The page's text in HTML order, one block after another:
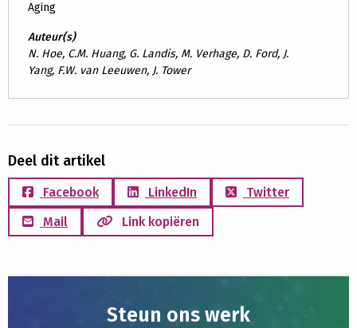
Aging
Auteur(s)
N. Hoe, C.M. Huang, G. Landis, M. Verhage, D. Ford, J.
Yang, F.W. van Leeuwen, J. Tower
Deel dit artikel
Facebook LinkedIn
Twitter
Mail
Link kopiëren
Steun ons werk